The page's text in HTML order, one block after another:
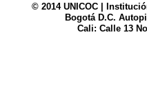
© 2014 UNICOC |
Bogotá D.C.
Cali: Calle 13